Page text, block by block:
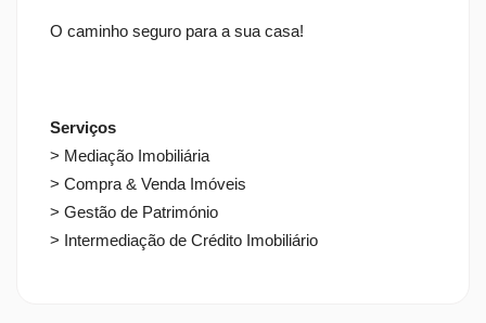
O caminho seguro para a sua casa!
Serviços
> Mediação Imobiliária
> Compra & Venda Imóveis
> Gestão de Património
> Intermediação de Crédito Imobiliário